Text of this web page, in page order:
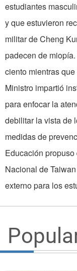
estudiantes
y que estuvieron
militar de Cheng
padecen de
ciento mientras
Ministro impartió
para enfocar la
debilitar la vista de
medidas de
Educación
Nacional de
externo para los